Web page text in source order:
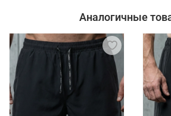
Аналогичные